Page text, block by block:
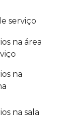
serviço
na área
na
na sala